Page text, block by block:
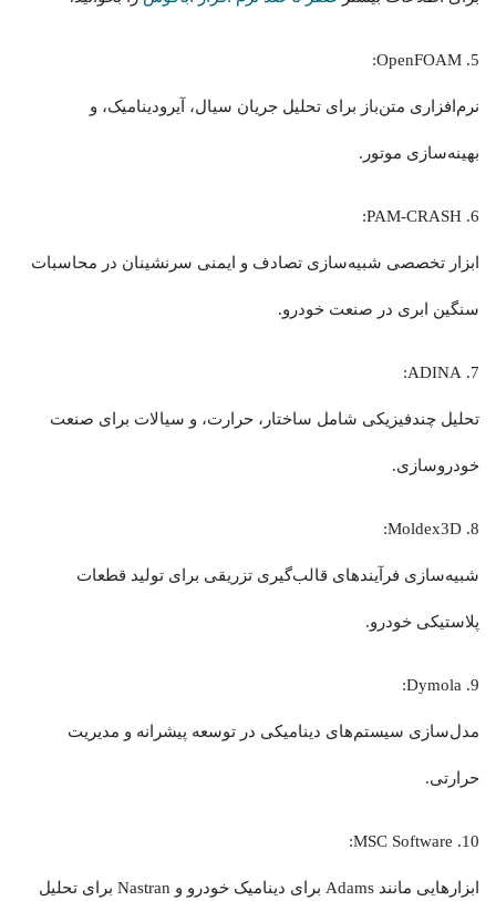
5. OpenFOAM:
نرم‌افزاری متن‌باز برای تحلیل جریان سیال، آیرودینامیک، و
بهینه‌سازی موتور.
6. PAM-CRASH:
ابزار تخصصی شبیه‌سازی تصادف و ایمنی سرنشینان در محاسبات
سنگین ابری در صنعت خودرو.
7. ADINA:
تحلیل چندفیزیکی شامل ساختار، حرارت، و سیالات برای صنعت
خودروسازی.
8. Moldex3D:
شبیه‌سازی فرآیندهای قالب‌گیری تزریقی برای تولید قطعات
پلاستیکی خودرو.
9. Dymola:
مدل‌سازی سیستم‌های دینامیکی در توسعه پیشرانه و مدیریت
حرارتی.
10. MSC Software:
ابزارهایی مانند Adams برای دینامیک خودرو و Nastran برای تحلیل